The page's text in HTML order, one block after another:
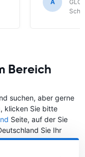
Schönefeld
A
Bereich
suchen, aber gerne
klicken Sie bitte
Seite, auf der Sie
Sie Ihr